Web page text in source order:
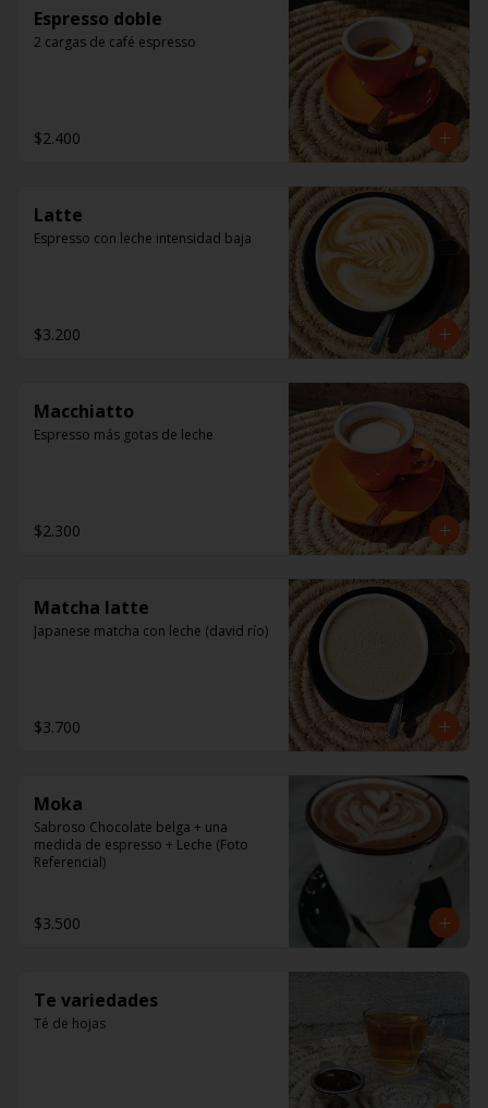
Espresso doble
2 cargas de café espresso
$2.400
Latte
Espresso con leche intensidad baja
$3.200
Macchiatto
Espresso más gotas de leche
$2.300
Matcha latte
Japanese matcha con leche (david río)
$3.700
Moka
Sabroso Chocolate belga + una
medida de espresso + Leche (Foto
Referencial)
$3.500
Te variedades
Té de hojas